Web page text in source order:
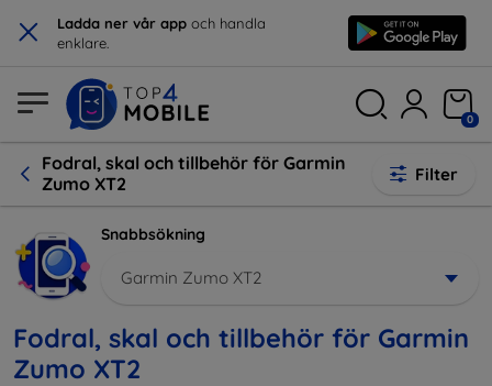
× Ladda ner vår app och handla
enklare.
0
Fodral, skal och tillbehör för Garmin
Zumo XT2
Filter
Snabbsökning
Garmin Zumo XT2
Fodral, skal och tillbehör för Garmin
Zumo XT2